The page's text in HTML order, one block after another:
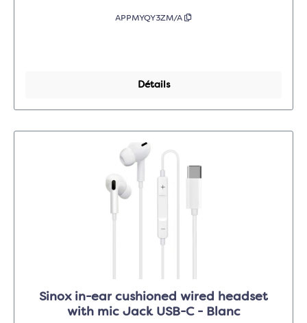
APPMYQY3ZM/A
Détails
Sinox in-ear cushioned wired headset
with mic Jack USB-C - Blanc